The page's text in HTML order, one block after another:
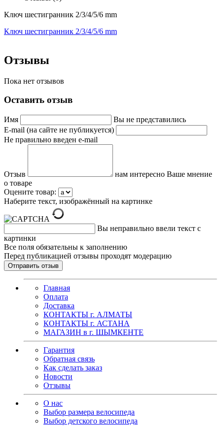
Ключ шестигранник 2/3/4/5/6 mm
Ключ шестигранник 2/3/4/5/6 mm
Отзывы
Пока нет отзывов
Оставить отзыв
Имя
Вы не представились
E-mail (на сайте не публикуется)
Не правильно введен e-mail
Отзыв
нам интересно Ваше мнение
о товаре
Оцените товар:
Наберите текст, изображённый на картинке
Вы неправильно ввели текст с
картинки
Все поля обязательны к заполнению
Перед публикацией отзывы проходят модерацию
Главная
Оплата
Доставка
КОНТАКТЫ г. АЛМАТЫ
КОНТАКТЫ г. АСТАНА
МАГАЗИН в г. ШЫМКЕНТЕ
Гарантия
Обратная связь
Как сделать заказ
Новости
Отзывы
О нас
Выбор размера велосипеда
Выбор детского велосипеда